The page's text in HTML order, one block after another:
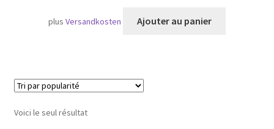
plusVersandkosten Ajouter au panier
Voici le seul résultat